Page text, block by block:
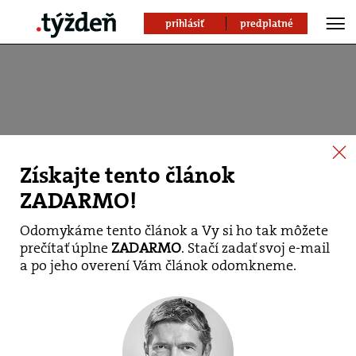
prihlásiť predplatné
Získajte tento článok
ZADARMO!
Odomykáme tento článok a Vy si ho tak môžete
prečítať úplneZADARMO. Stačí zadať svoj e-mail
a po jeho overení Vám článok odomkneme.
Reakcie politikov na
smrť kľúčového svedka
Böhma: Jeho smrť